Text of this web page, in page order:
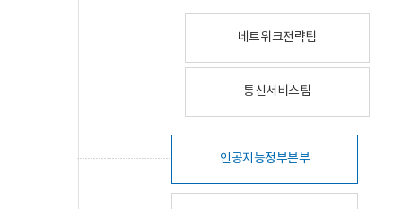
네트워크전략팀
통신서비스팀
인공지능정부본부